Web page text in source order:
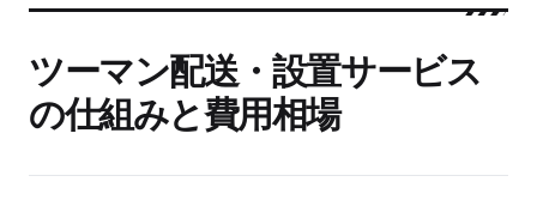
ツーマン配送・設置サービス
の仕組みと費用相場